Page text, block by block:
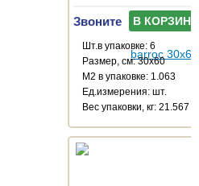
Звоните В КОРЗИНУ
Шт.в упаковке: 6
Размер, см: 30x60
М2 в упаковке: 1.063
Ед.измерения: шт.
Веc упаковки, кг: 21.567